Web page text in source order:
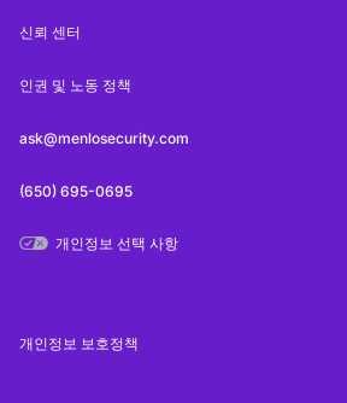
신뢰 센터
인권 및 노동 정책
ask@menlosecurity.com
(650) 695-0695
개인정보 선택 사항
개인정보 보호정책